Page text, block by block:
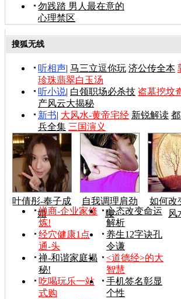
勿践踏 男人最在意的
心理禁区
搜狐无线
听相声| 马三立逗你玩 济公传全本
珍珠翡翠白玉汤
听小说| 白领职场必杀技 盗墓挖坟
产风云大揭秘
新书| 大风水-黄帝宅经 新锐解读
兵全集 三国演义
叶倩彤-奉子成
婚
自我调理肩劲
腰
如何改
风
禅商-企业家修
炼!
心态改变命运
解析
经穴健康1点
通-头
养生12字诀孔
令谦
禅-和谐家庭揭
秘!
<道德经>的大
智慧
吃喝玩乐一站
式购
手机签名彰显
个性